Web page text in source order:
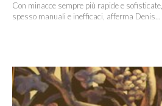
Con minacce sempre più rapide e
spesso manuali e inefficaci, afferma Denis...